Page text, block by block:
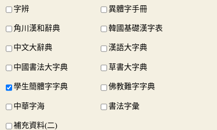
字辨 異體字手冊
角川漢和辭典 韓國基礎漢字表
中文大辭典 漢語大字典
中國書法大字典 草書大字典
學生簡體字字典 佛教難字字典
中華字海 書法字彙
補充資料(二)